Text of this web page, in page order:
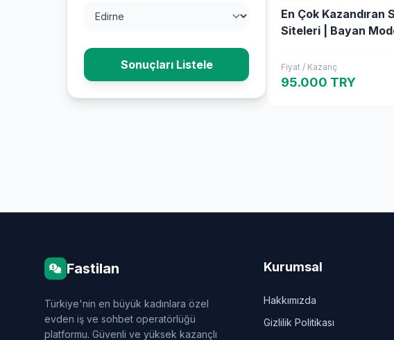
Sonuçları Listele
En Çok Kazandıran
Siteleri | Bayan
Fiyat / Kazanç
95.000 TRY
Fastilan
Türkiye'nin en büyük kadınlara özel
evden iş ve sohbet operatörlüğü
platformu. Güvenli ve yüksek kazançlı
Kurumsal
Hakkımızda
Gizlilik Politikası